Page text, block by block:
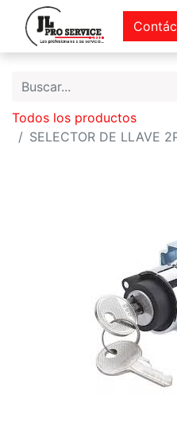
Todos los productos
SELECTOR DE LLAVE